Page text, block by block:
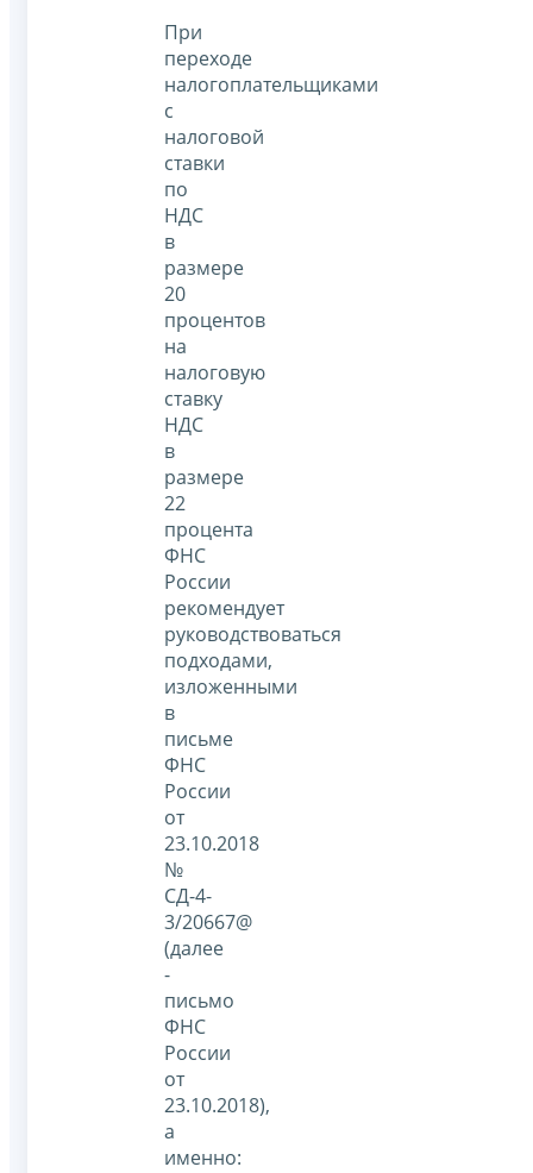
При
переходе
налогоплательщиками
с
налоговой
ставки
по
НДС
в
размере
20
процентов
на
налоговую
ставку
НДС
в
размере
22
процента
ФНС
России
рекомендует
руководствоваться
подходами,
изложенными
в
письме
ФНС
России
от
23.10.2018
№
СД-4-
3/20667@
(далее
-
письмо
ФНС
России
от
23.10.2018),
а
именно: